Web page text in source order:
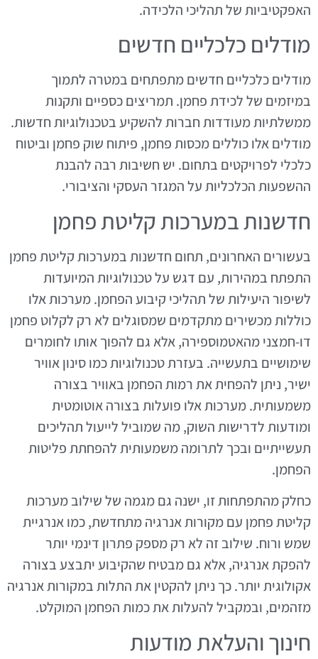
האפקטיביות של תהליכי הלכידה.
מודלים כלכליים חדשים
מודלים כלכליים חדשים מתפתחים במטרה לתמוך
במיזמים של לכידת פחמן. תמריצים כספיים ותקנות
ממשלתיות מעודדות חברות להשקיע בטכנולוגיות חדשות.
מודלים אלו כוללים מכסות פחמן, פיתוח שוק פחמן וביטוח
כלכלי לפרויקטים בתחום. יש חשיבות רבה להבנת
ההשפעות הכלכליות על המגזר העסקי והציבורי.
חדשנות במערכות קליטת פחמן
בעשורים האחרונים, תחום חדשנות במערכות קליטת פחמן
התפתח במהירות, עם דגש על טכנולוגיות המיועדות
לשיפור היעילות של תהליכי קיבוע הפחמן. מערכות אלו
כוללות מכשירים מתקדמים שמסוגלים לא רק לקלוט פחמן
דו-חמצני מהאטמוספירה, אלא גם להפוך אותו לחומרים
שימושיים בתעשייה. בעזרת טכנולוגיות כמו סינון אוויר
ישיר, ניתן להפחית את רמות הפחמן באוויר בצורה
משמעותית. מערכות אלו פועלות בצורה אוטומטית
ומודעות לדרישות השוק, מה שמוביל לייעול תהליכים
תעשייתיים ובכך לתרומה משמעותית להפחתת פליטות
הפחמן.
כחלק מהתפתחות זו, ישנה גם מגמה של שילוב מערכות
קליטת פחמן עם מקורות אנרגיה מתחדשת, כמו אנרגיית
שמש ורוח. שילוב זה לא רק מספק פתרון דינמי יותר
להפקת אנרגיה, אלא גם מבטיח שהקיבוע יתבצע בצורה
אקולוגית יותר. כך ניתן להקטין את התלות במקורות אנרגיה
מזהמים, ובמקביל להעלות את כמות הפחמן המוקלט.
חינוך והעלאת מודעות